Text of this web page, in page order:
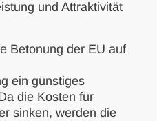
und Attraktivität
Betonung der EU auf
ein günstiges
die Kosten für
sinken, werden die